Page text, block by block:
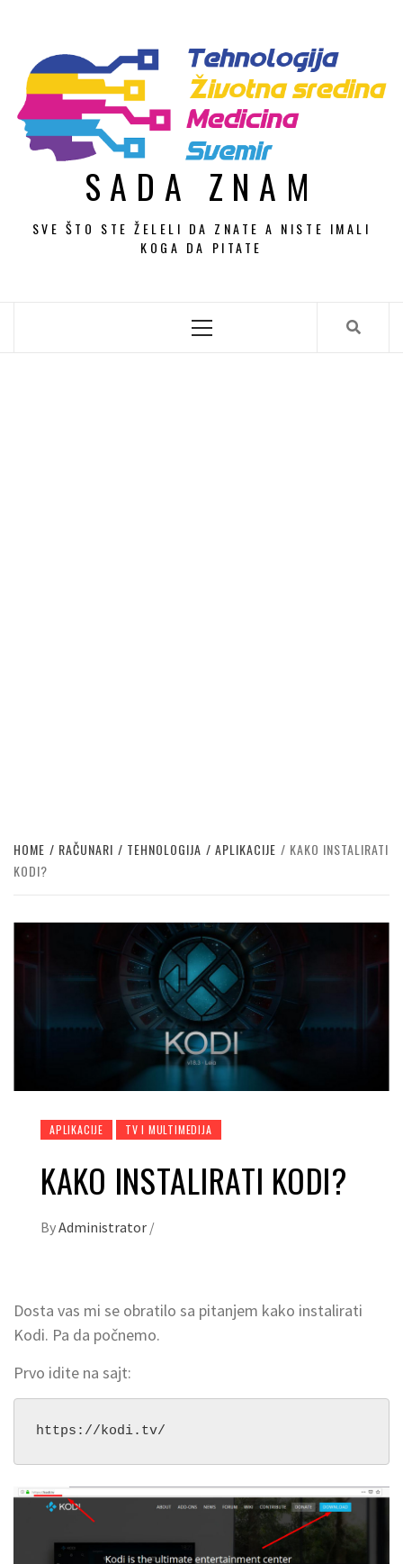
content
SADA ZNAM
SVE ŠTO STE ŽELELI DA ZNATE A NISTE IMALI
KOGA DA PITATE
Menu
HOME RAČUNARI TEHNOLOGIJA APLIKACIJE
KAKO INSTALIRATI
KODI?
APLIKACIJE TV I MULTIMEDIJA
KAKO INSTALIRATI KODI?
ByAdministrator /
Dosta vas mi se obratilo sa pitanjem kako instalirati
Kodi. Pa da počnemo.
Prvo idite na sajt:
https://kodi.tv/